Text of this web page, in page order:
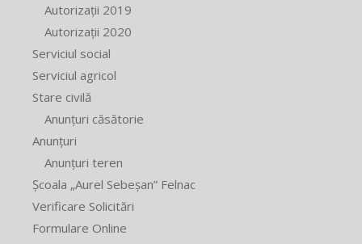
Autorizații 2019
Autorizații 2020
Serviciul social
Serviciul agricol
Stare civilă
Anunțuri căsătorie
Anunțuri
Anunțuri teren
Școala „Aurel Sebeșan” Felnac
Verificare Solicitări
Formulare Online